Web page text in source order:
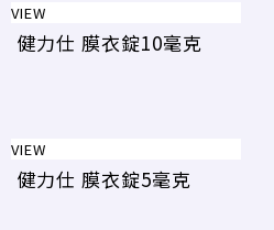
VIEW
健力仕 膜衣錠10毫克
VIEW
健力仕 膜衣錠5毫克